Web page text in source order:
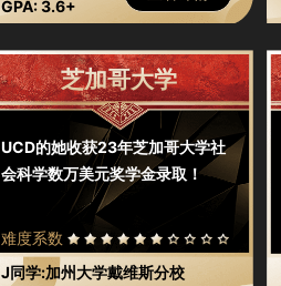
GPA: 3.6+
芝加哥大学
UCD的她收获23年芝加哥大学社
会科学数万美元奖学金录取！
难度系数
J同学:加州大学戴维斯分校